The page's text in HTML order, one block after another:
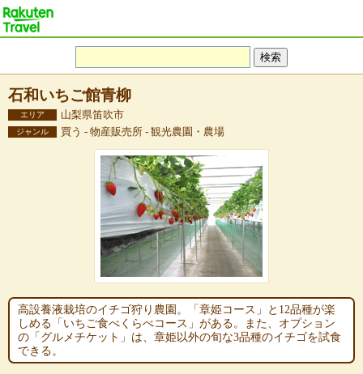
石和いちご館青柳
エリア 山梨県笛吹市
ジャンル 買う - 物産販売所 - 観光農園・農場
高設養液栽培のイチゴ狩り農園。「章姫コース」と12品種が楽
しめる「いちご食べくらべコース」がある。また、オプション
の「グルメチケット」は、章姫以外の旬な3品種のイチゴを試食
できる。